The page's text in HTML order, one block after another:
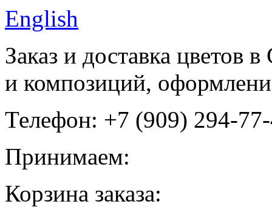
English
Заказ и доставка цветов
и композиций,
Телефон: +7 (909) 294-
Принимаем:
Корзина заказа: